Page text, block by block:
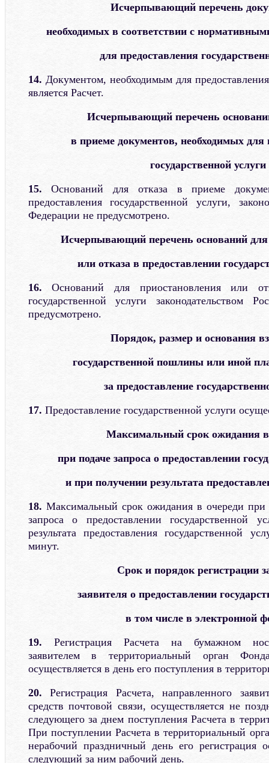
Исчерпывающий перечень
необходимых в соответствии с
для предоставления
14. Документом, необходимым для
является Расчет.
Исчерпывающий перечень
в приеме документов, необходимых для
государственной услуги
15.Оснований для отказа в приеме
предоставления государственной услуги,
Федерации не предусмотрено.
Исчерпывающий перечень оснований для
или отказа в предоставлении
16.Оснований для приостановления или
государственной услуги законодательством
предусмотрено.
Порядок, размер и основания
государственной пошлины или иной
за предоставление
17. Предоставление государственной услуги
Максимальный срок ожидания в
при подаче запроса о предоставлении
и при получении результата
18. Максимальный срок ожидания в очереди при
запроса о предоставлении государственной
результата предоставления государственной
минут.
Срок и порядок регистрации
заявителя о предоставлении
в том числе в электронной
19. Регистрация Расчета на бумажном
заявителем в территориальный орган
осуществляется в день его поступления в
20. Регистрация Расчета, направленного
средств почтовой связи, осуществляется не
следующего за днем поступления Расчета в
При поступлении Расчета в территориальный
нерабочий праздничный день его регистрация
следующий за ним рабочий день.